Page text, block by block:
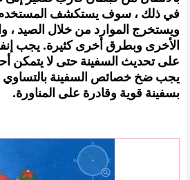
في ذلك ، سوف يستكشف المستخدم
ويستخرج الموارد من خلال الصيد ،
الأخرى وبطرق أخرى كثيرة. يجب
على تحديث السفينة حتى لا يتمكن
يجب ضخ خصائص السفينة بالتساوي
بسفينة قوية وقادرة على المناورة.